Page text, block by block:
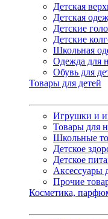
Детская
Детская
Детские
Детские
Школьная
Одежда для
Обувь для
Товары для детей
Игрушки и
Товары для
Школьные
Детское
Детское
Аксессуары
Прочие
Косметика,